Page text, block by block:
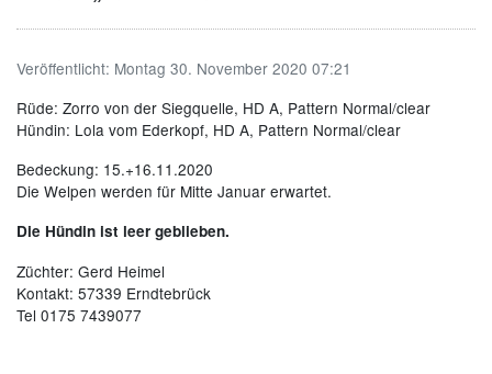
Veröffentlicht: Montag 30. November 2020 07:21
Rüde: Zorro von der Siegquelle, HD A, Pattern Normal/clear
Hündin: Lola vom Ederkopf, HD A, Pattern Normal/clear
Bedeckung: 15.+16.11.2020
Die Welpen werden für Mitte Januar erwartet.
Die Hündin ist leer geblieben.
Züchter: Gerd Heimel
Kontakt: 57339 Erndtebrück
Tel 0175 7439077